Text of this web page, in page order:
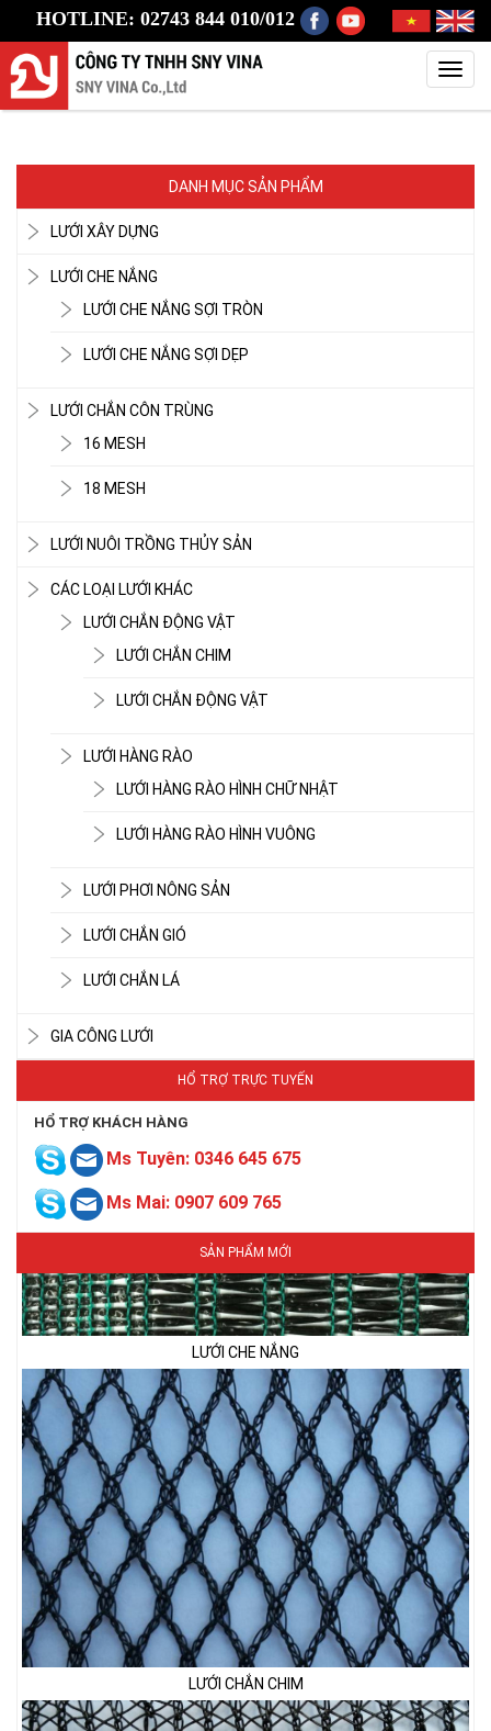
HOTLINE: 02743 844 010/012
DANH MỤC SẢN PHẨM
LƯỚI XÂY DỰNG
LƯỚI CHE NẮNG
LƯỚI CHE NẮNG SỢI TRÒN
LƯỚI CHE NẮNG SỢI DẸP
LƯỚI CHẮN CÔN TRÙNG
16 MESH
18 MESH
LƯỚI NUÔI TRỒNG THỦY SẢN
CÁC LOẠI LƯỚI KHÁC
LƯỚI CHẮN ĐỘNG VẬT
LƯỚI CHẮN CHIM
LƯỚI CHẮN ĐỘNG VẬT
LƯỚI HÀNG RÀO
LƯỚI HÀNG RÀO HÌNH CHỮ NHẬT
LƯỚI HÀNG RÀO HÌNH VUÔNG
LƯỚI PHƠI NÔNG SẢN
LƯỚI CHẮN GIÓ
LƯỚI CHẮN LÁ
GIA CÔNG LƯỚI
HỔ TRỢ TRỰC TUYẾN
HỔ TRỢ KHÁCH HÀNG
Ms Tuyên: 0346 645 675
Ms Mai: 0907 609 765
SẢN PHẨM MỚI
LƯỚI CHE NẮNG
LƯỚI CHẮN CHIM